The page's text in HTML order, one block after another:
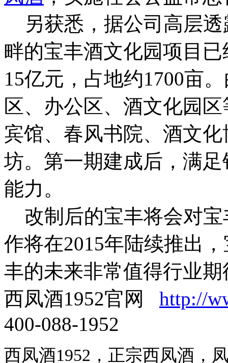
另获悉，据公司高层透
畔的宝丰酒文化园项目
15亿元，占地约1700亩
区、办公区、酒文化园
宾馆、春风书院、酒文
坊。第一期建成后，满
能力。
改制后的宝丰将会对宝
作将在2015年陆续推出
丰的未来非常值得行业期
西凤酒1952官网 http://
400-088-1952
西凤酒1952，正宗西凤酒